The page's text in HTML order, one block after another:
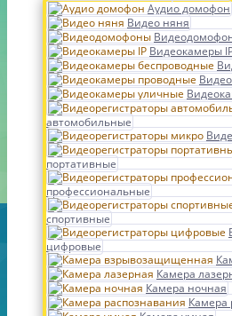
Аудио домофон
Видео няня
Видеокамеры
автомобильные
портативные
профессиональные
спортивные
цифровые
Камера
Камера ночная
Камера